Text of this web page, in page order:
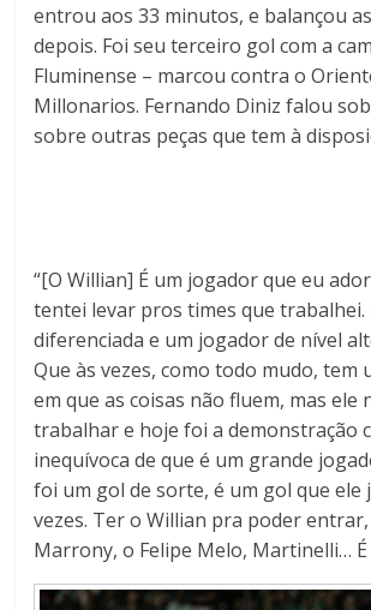
entrou aos 33 minutos, e balançou
depois. Foi seu terceiro gol com a
Fluminense – marcou contra o
Millonarios. Fernando Diniz falou
sobre outras peças que tem à
“[O Willian] É um jogador que eu
tentei levar pros times que trabalhei.
diferenciada e um jogador de nível
Que às vezes, como todo mudo, tem
em que as coisas não fluem, mas ele
trabalhar e hoje foi a demonstração
inequívoca de que é um grande
foi um gol de sorte, é um gol que ele
vezes. Ter o Willian pra poder
Marrony, o Felipe Melo, Martinelli…